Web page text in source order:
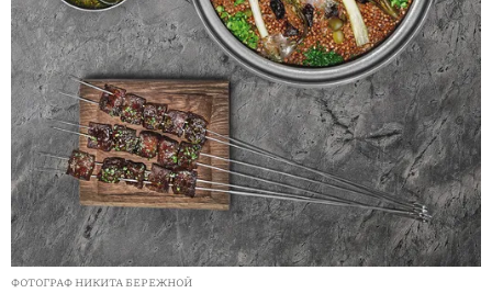
ФОТОГРАФ НИКИТА БЕРЕЖНОЙ